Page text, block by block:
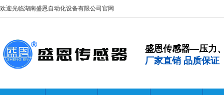
欢迎光临湖南盛恩自动化设备有限公司官网
盛恩传感器—压力
厂家直销 品质保证